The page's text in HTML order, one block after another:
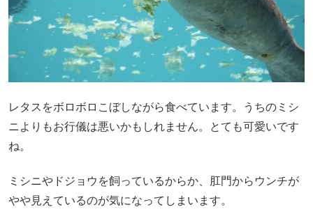
レタスをボロボロこぼしながら食べています。うちのミシ
ニよりもお行儀は悪いかもしれません。とても可愛いです
ね。
ミシニやドジョウを飼っているからか、肛門からウンチが
やや見えているのが気になってしまいます。